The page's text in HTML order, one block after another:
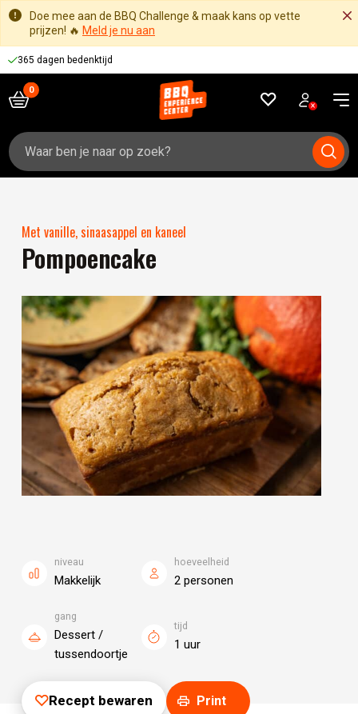
Doe mee aan de BBQ Challenge & maak kans op vette
prijzen! 🔥 Meld je nu aan
365 dagen bedenktijd
Zoeken
naar:
Met vanille, sinaasappel en kaneel
Pompoencake
niveau
Makkelijk
hoeveelheid
2 personen
gang
Dessert /
tussendoortje
tijd
1 uur
Recept bewaren Print